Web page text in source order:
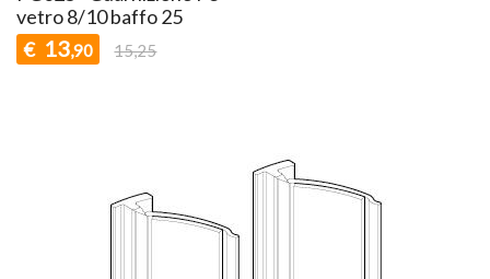
vetro 8/10 baffo 25
€ 13,90 15,25